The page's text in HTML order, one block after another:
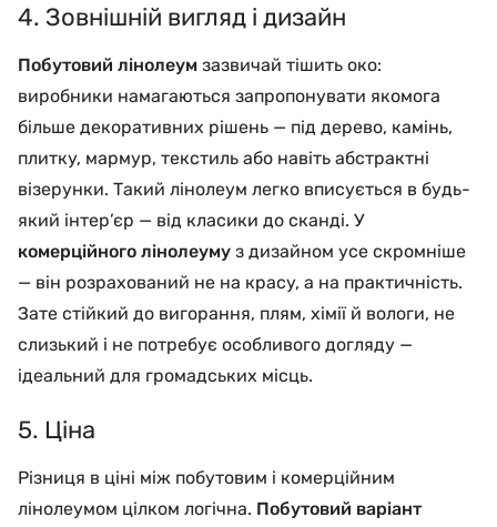
4. Зовнішній вигляд і дизайн
Побутовий лінолеум зазвичай тішить око:
виробники намагаються запропонувати якомога
більше декоративних рішень — під дерево, камінь,
плитку, мармур, текстиль або навіть абстрактні
візерунки. Такий лінолеум легко вписується в будь-
який інтер’єр — від класики до сканді. У
комерційного лінолеуму з дизайном усе скромніше
— він розрахований не на красу, а на практичність.
Зате стійкий до вигорання, плям, хімії й вологи, не
слизький і не потребує особливого догляду —
ідеальний для громадських місць.
5. Ціна
Різниця в ціні між побутовим і комерційним
лінолеумом цілком логічна. Побутовий варіант